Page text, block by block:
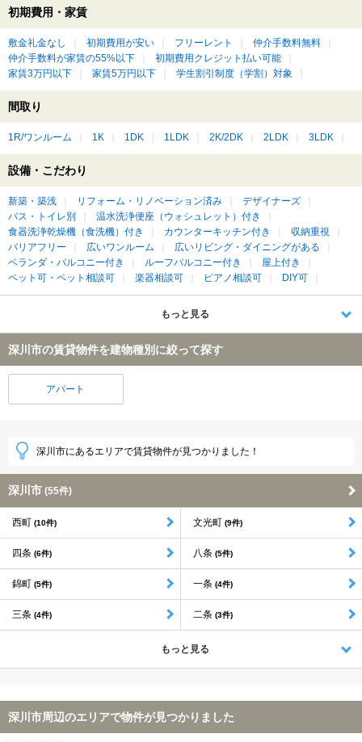
初期費用・家賃
敷金礼金なし 初期費用が安い フリーレント
仲介手数料無料
仲介手数料が家賃の55%以下
初期費用クレジット払い可能
家賃3万円以下
家賃5万円以下 学生割引制度（学割）対象
間取り
1R/ワンルーム 1K 1DK 1LDK 2K/2DK 2LDK 3LDK
設備・こだわり
新築・築浅 リフォーム・リノベーション済み
デザイナーズ
バス・トイレ別
温水洗浄便座（ウォシュレット）付き
食器洗浄乾燥機（食洗機）付き
カウンターキッチン付き
収納重視
バリアフリー
広いワンルーム
広いリビング・ダイニングがある
ベランダ・バルコニー付き
ルーフバルコニー付き
屋上付き
ペット可・ペット相談可
楽器相談可 ピアノ相談可 DIY可
もっと見る
深川市の賃貸物件を建物種別に絞って探す
アパート
深川市にあるエリアで賃貸物件が見つかりました！
深川市 (55件)
西町 (10件) 文光町 (9件)
四条 (6件) 八条 (5件)
錦町 (5件) 一条 (4件)
三条 (4件) 二条 (3件)
もっと見る
深川市周辺のエリアで物件が見つかりました